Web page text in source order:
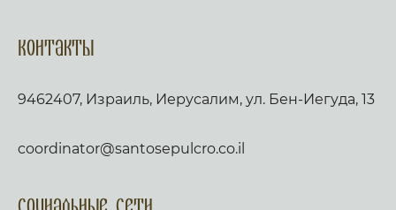
Контакты
9462407, Израиль, Иерусалим, ул. Бен-Иегуда, 13
coordinator@santosepulcro.co.il